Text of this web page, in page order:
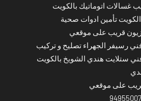
اتوماتيك بالكويت
تأمين ادوات صحية
قريب على موقعي
رسيفر الجهراء تصليح و تركيب
ستلايت هندي الشويخ بالكويت
على موقعي